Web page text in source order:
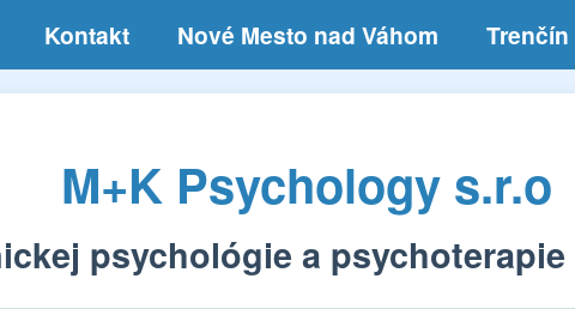
Kontakt Nové Mesto nad Váhom Trenčín
M+K Psychology s.r.o
psychológie a psychoterapie